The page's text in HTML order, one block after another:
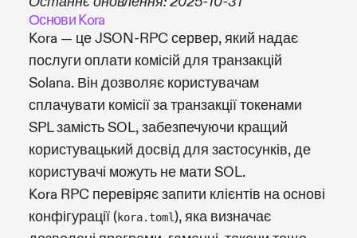
Основи Kora
Kora — це JSON-RPC сервер, який надає
послуги оплати комісій для транзакцій
Solana. Він дозволяє користувачам
сплачувати комісії за транзакції токенами
SPL замість SOL, забезпечуючи кращий
користувацький досвід для застосунків, де
користувачі можуть не мати SOL.
Kora RPC перевіряє запити клієнтів на основі
конфігурації (kora.toml), яка визначає